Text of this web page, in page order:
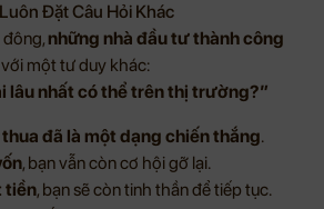
Đặt Câu Hỏi Khác
những nhà đầu tư thành công
một tư duy khác:
lâu nhất có thể trên thị trường?”
đã là một dạng chiến thắng.
, bạn vẫn còn cơ hội gỡ lại.
tiền, bạn sẽ còn tinh thần để tiếp tục.